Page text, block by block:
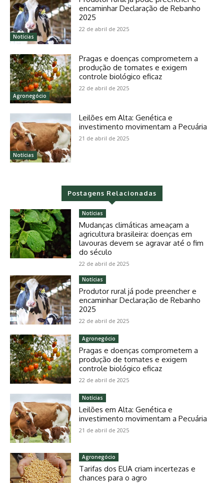
Notícias
encaminhar Declaração de Rebanho
2025
22 de abril de 2025
Agronegócio
Pragas e doenças comprometem a
produção de tomates e exigem
controle biológico eficaz
22 de abril de 2025
Notícias
Leilões em Alta: Genética e
investimento movimentam a Pecuária
21 de abril de 2025
Postagens Relacionadas
Notícias
Mudanças climáticas ameaçam a
agricultura brasileira: doenças em
lavouras devem se agravar até o fim
do século
22 de abril de 2025
Notícias
Produtor rural já pode preencher e
encaminhar Declaração de Rebanho
2025
22 de abril de 2025
Agronegócio
Pragas e doenças comprometem a
produção de tomates e exigem
controle biológico eficaz
22 de abril de 2025
Notícias
Leilões em Alta: Genética e
investimento movimentam a Pecuária
21 de abril de 2025
Agronegócio
Tarifas dos EUA criam incertezas e
chances para o agro